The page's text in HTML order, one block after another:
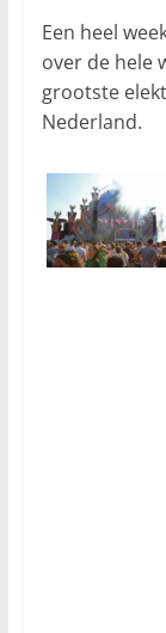
Een heel
over de hele
grootste
Nederland.